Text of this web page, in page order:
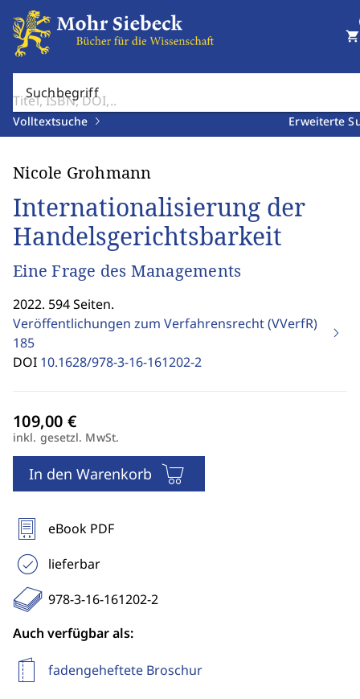
Suchbegriff
Volltextsuche Erweiterte
shopping_cart
Nicole Grohmann
Internationalisierung der
Handelsgerichtsbarkeit
Eine Frage des Managements
2022. 594 Seiten.
Veröffentlichungen zum Verfahrensrecht (VVerfR)
185
DOI 10.1628/978-3-16-161202-2
inkl. gesetzl. MwSt.
In den Warenkorb
eBook PDF
lieferbar
978-3-16-161202-2
Auch verfügbar als:
fadengeheftete Broschur